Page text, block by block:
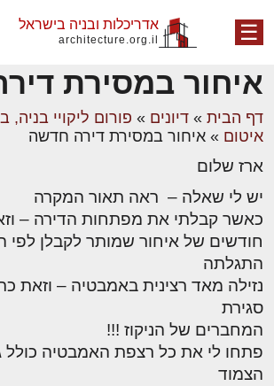
☰ אדריכלות ובניה בישראל
architecture.org.il
איחור במסירת
דף הבית » דיונים » פורום ליקויי בניה,
איטום » איחור במסירת דירה חדשה
ארז שלום
יש לי שאלה – ראה תאור המקרה
כאשר קבלתי את מפתחות הדירה –
חודשים של איחור שמותר לקבלן לפי
התגלתה
נזילה מאד רצינית באמבטיה – וזאת
סגירת
המחברים של הניקוז !!!
פתחו לי את כל רצפת האמבטיה כולל
הצמוד